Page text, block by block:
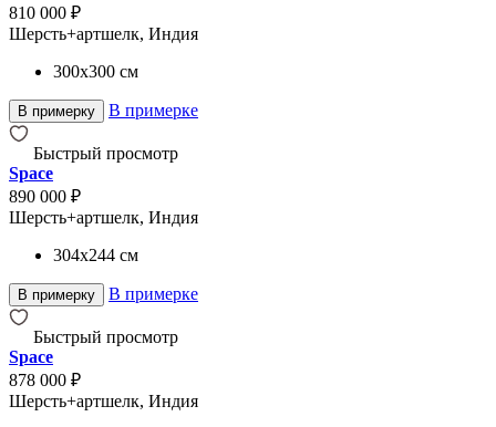
810 000 ₽
Шерсть+артшелк, Индия
300x300 см
В примерку В примерке
Быстрый просмотр
Space
890 000 ₽
Шерсть+артшелк, Индия
304x244 см
В примерку В примерке
Быстрый просмотр
Space
878 000 ₽
Шерсть+артшелк, Индия